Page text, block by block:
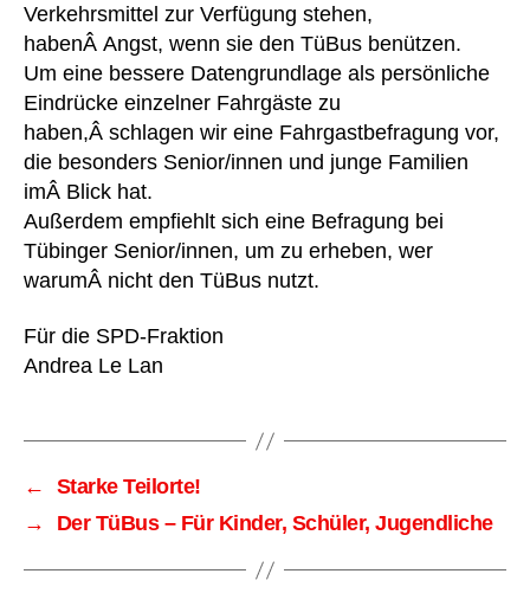
Verkehrsmittel zur Verfügung stehen,
habenÂ Angst, wenn sie den TüBus benützen.
Um eine bessere Datengrundlage als persönliche
Eindrücke einzelner Fahrgäste zu
haben,Â schlagen wir eine Fahrgastbefragung vor,
die besonders Senior/innen und junge Familien
imÂ Blick hat.
Außerdem empfiehlt sich eine Befragung bei
Tübinger Senior/innen, um zu erheben, wer
warumÂ nicht den TüBus nutzt.
Für die SPD-Fraktion
Andrea Le Lan
←
Starke Teilorte!
→
Der TüBus – Für Kinder, Schüler, Jugendliche